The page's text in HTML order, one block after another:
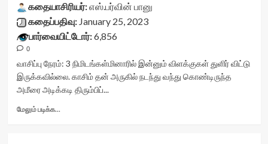
கதையாசிரியர்:எஸ்.பர்வின் பானு
கதைப்பதிவு:January 25, 2023
பார்வையிட்டோர்:6,856
0
வாசிப்பு நேரம்: 3 நிமிடங்கள்மினாரில் இன்னும் விளக்குகள் துளிர் விட்டு
இருக்கவில்லை. காசிம் தன் அருகில் நடந்து வந்து கொண்டிருந்த
அமீரை அடிக்கடி திரும்பிப்...
மேலும் படிக்க...